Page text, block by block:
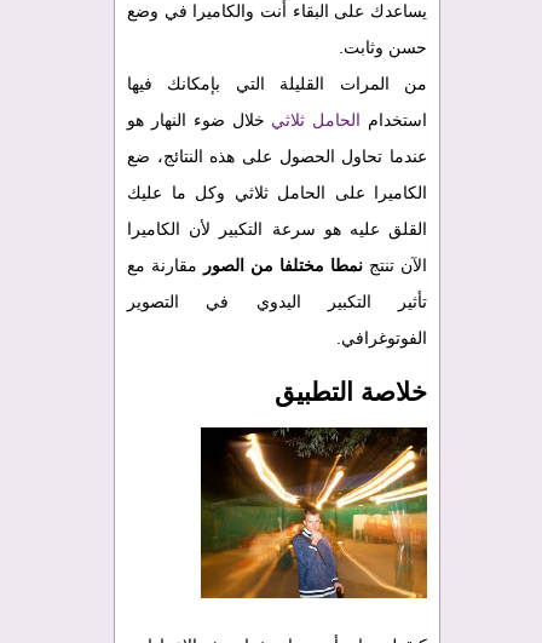
يساعدك على البقاء أنت والكاميرا في وضع
حسن وثابت.
من المرات القليلة التي بإمكانك فيها
استخدام الحامل ثلاثي خلال ضوء النهار هو
عندما تحاول الحصول على هذه النتائج، ضع
الكاميرا على الحامل ثلاثي وكل ما عليك
القلق عليه هو سرعة التكبير لأن الكاميرا
الآن تنتج نمطا مختلفا من الصور مقارنة مع
تأثير التكبير اليدوي في التصوير
الفوتوغرافي.
خلاصة التطبيق